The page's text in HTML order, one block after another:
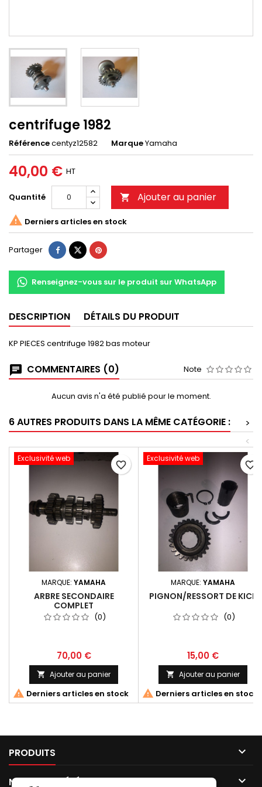
centrifuge 1982
Référencecentyz12582 MarqueYamaha
40,00 € HT
Quantité  Ajouter au panier
 Derniers articles en stock
Partager
Renseignez-vous sur le produit sur WhatsApp
DESCRIPTION DÉTAILS DU PRODUIT
KP PIECES centrifuge 1982 bas moteur
COMMENTAIRES (0) Note
Aucun avis n'a été publié pour le moment.
6 AUTRES PRODUITS DANS LA MÊME CATÉGORIE :
>
<
Exclusivité web
MARQUE: YAMAHA
ARBRE SECONDAIRE
COMPLET
(0)
70,00 €
 Ajouter au panier
 Derniers articles en stock
favorite_border
Exclusivité web
MARQUE: YAMAHA
PIGNON/RESSORT DE KICK
(0)
15,00 €
 Ajouter au panier
 Derniers articles en stock
favorite_border
PRODUITS 
NOTRE SOCIÉTÉ 